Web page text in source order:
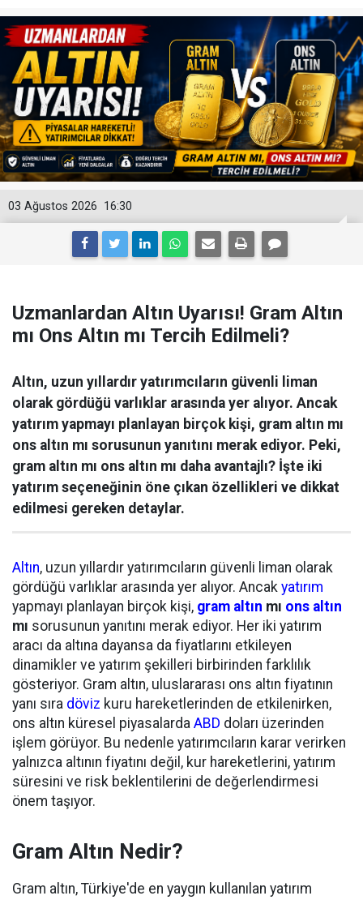
16:30
03 Ağustos 2026
Uzmanlardan Altın Uyarısı! Gram Altın
mı Ons Altın mı Tercih Edilmeli?
Altın, uzun yıllardır yatırımcıların güvenli liman
olarak gördüğü varlıklar arasında yer alıyor. Ancak
yatırım yapmayı planlayan birçok kişi, gram altın mı
ons altın mı sorusunun yanıtını merak ediyor. Peki,
gram altın mı ons altın mı daha avantajlı? İşte iki
yatırım seçeneğinin öne çıkan özellikleri ve dikkat
edilmesi gereken detaylar.
Altın, uzun yıllardır yatırımcıların güvenli liman olarak
gördüğü varlıklar arasında yer alıyor. Ancak yatırım
yapmayı planlayan birçok kişi, gram altın mı ons altın
mı sorusunun yanıtını merak ediyor. Her iki yatırım
aracı da altına dayansa da fiyatlarını etkileyen
dinamikler ve yatırım şekilleri birbirinden farklılık
gösteriyor. Gram altın, uluslararası ons altın fiyatının
yanı sıra döviz kuru hareketlerinden de etkilenirken,
ons altın küresel piyasalarda ABD doları üzerinden
işlem görüyor. Bu nedenle yatırımcıların karar verirken
yalnızca altının fiyatını değil, kur hareketlerini, yatırım
süresini ve risk beklentilerini de değerlendirmesi
önem taşıyor.
Gram Altın Nedir?
Gram altın, Türkiye'de en yaygın kullanılan yatırım